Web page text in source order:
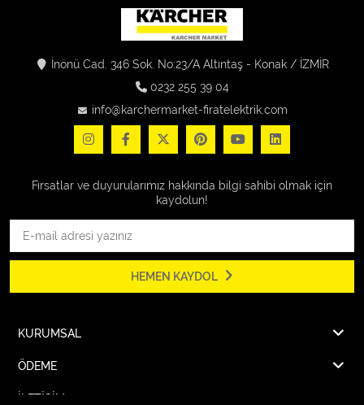
İnönü Cad. 346 Sok. No:23/A Altıntaş - Konak / İZMİR
0232 255 39 04
info@karchermarket-firatelektrik.com
Fırsatlar ve duyurularımız hakkında bilgi sahibi olmak için
kaydolun!
HEMEN KAYDOL
KURUMSAL
ÖDEME
İLETİŞİM